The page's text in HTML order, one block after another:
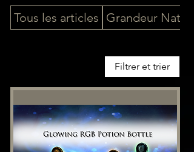
Tous les articles Grandeur Nature
Filtrer et trier